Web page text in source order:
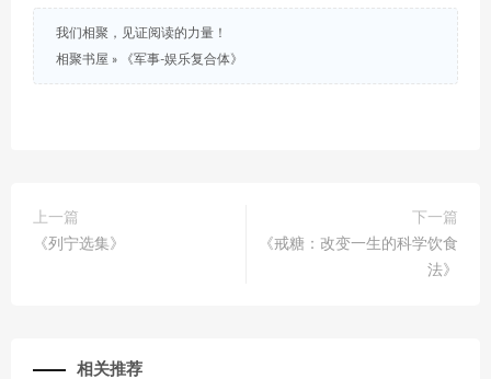
我们相聚，见证阅读的力量！
相聚书屋 » 《军事-娱乐复合体》
上一篇
《列宁选集》
下一篇
《戒糖：改变一生的科学饮食
法》
相关推荐